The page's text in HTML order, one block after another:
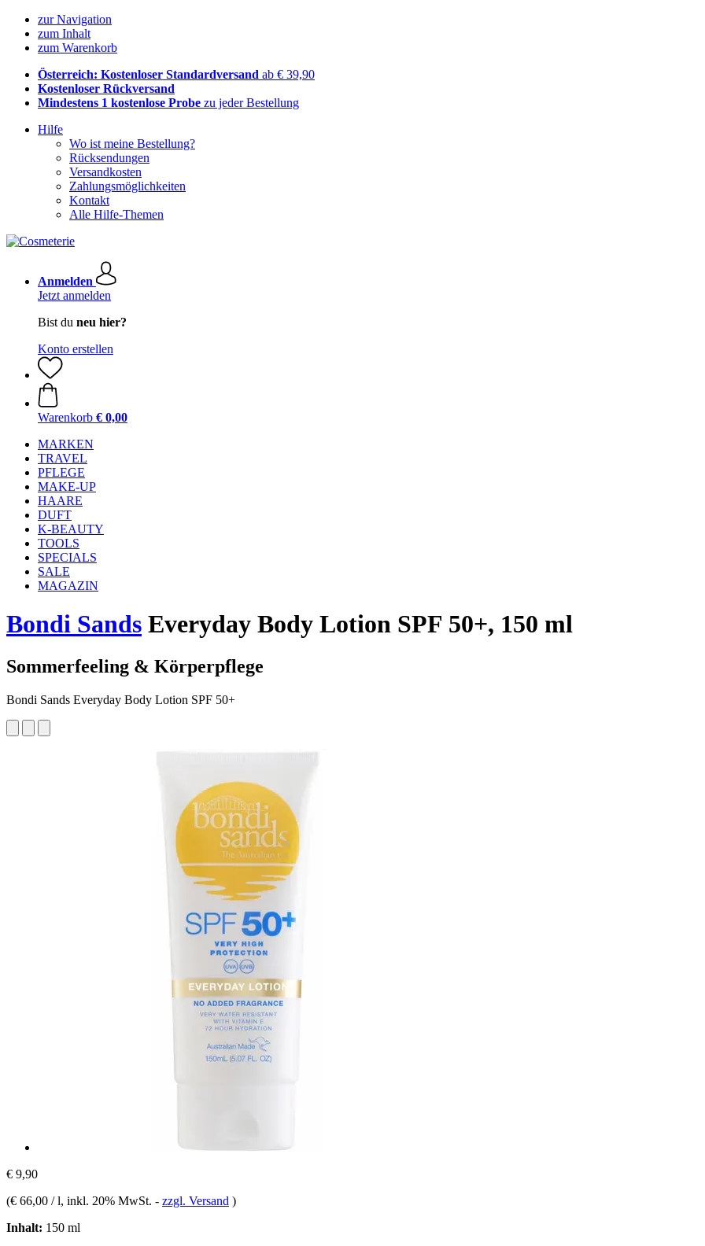
zur Navigation
zum Inhalt
zum Warenkorb
Österreich: Kostenloser Standardversand ab € 39,90
Kostenloser Rückversand
Mindestens 1 kostenlose Probe zu jeder Bestellung
Hilfe
Wo ist meine Bestellung?
Rücksendungen
Versandkosten
Zahlungsmöglichkeiten
Kontakt
Alle Hilfe-Themen
Anmelden
Jetzt anmelden
Bist du neu hier?
Konto erstellen
Warenkorb € 0,00
MARKEN
TRAVEL
PFLEGE
MAKE-UP
HAARE
DUFT
K-BEAUTY
TOOLS
SPECIALS
SALE
MAGAZIN
Bondi Sands Everyday Body Lotion SPF 50+, 150 ml
Sommerfeeling & Körperpflege
Bondi Sands Everyday Body Lotion SPF 50+
€ 9,90
(€ 66,00 / l, inkl. 20% MwSt. - zzgl. Versand )
Inhalt: 150 ml